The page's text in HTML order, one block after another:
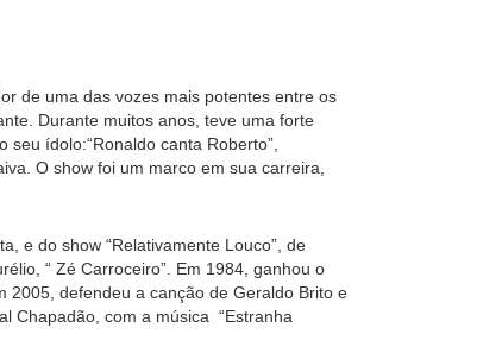
de uma das vozes mais potentes entre os
Durante muitos anos, teve uma forte
ídolo:“Ronaldo canta Roberto”,
O show foi um marco em sua carreira,
e do show “Relativamente Louco”, de
“ Zé Carroceiro”. Em 1984, ganhou o
2005, defendeu a canção de Geraldo Brito e
Chapadão, com a música “Estranha